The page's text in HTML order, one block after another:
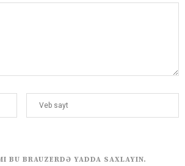
BU BRAUZERDƏ YADDA SAXLAYIN.